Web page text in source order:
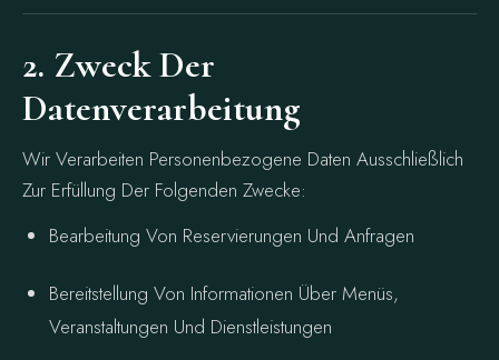
2. Zweck Der
Datenverarbeitung
Wir Verarbeiten Personenbezogene Daten Ausschließlich
Zur Erfüllung Der Folgenden Zwecke:
Bearbeitung Von Reservierungen Und Anfragen
Bereitstellung Von Informationen Über Menüs,
Veranstaltungen Und Dienstleistungen